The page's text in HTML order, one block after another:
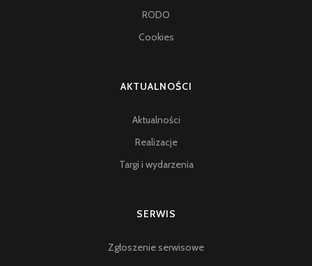
RODO
Cookies
AKTUALNOŚCI
Aktualności
Realizacje
Targi i wydarzenia
SERWIS
Zgłoszenie serwisowe